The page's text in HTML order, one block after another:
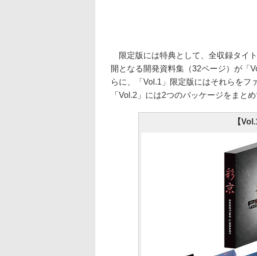
限定版には特典として、全収録タイ
開となる開発資料集（32ページ）が「
らに、「Vol.1」限定版にはそれらをフ
「Vol.2」には2つのパッケージをまと
【